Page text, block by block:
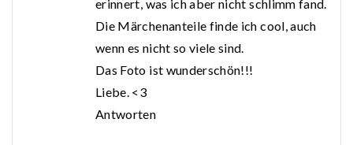
erinnert, was ich aber nicht schlimm fand.
Die Märchenanteile finde ich cool, auch
wenn es nicht so viele sind.
Das Foto ist wunderschön!!!
Liebe. <3
Antworten